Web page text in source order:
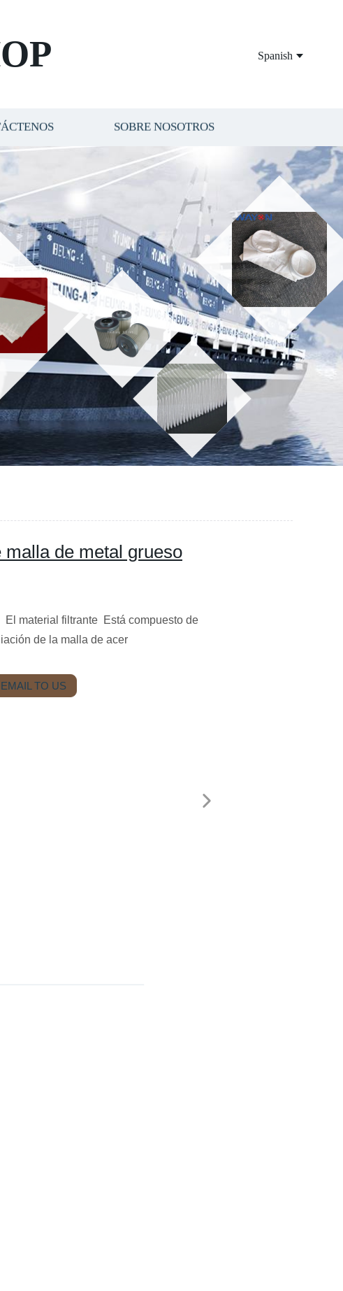
Spanish
SOBRE NOSOTROS
de metal grueso
El material filtrante Está compuesto de
de la malla de acer
TO US